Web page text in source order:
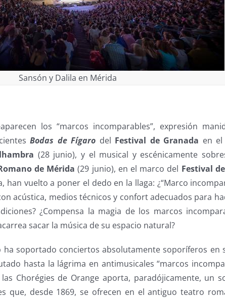
Sansón y Dalila en Mérida
los “marcos incomparables”, expresión
Bodas de Fígaro del Festival de Granada en
(28 junio), y el musical y escénicamente
de Mérida (29 junio), en el marco del Festival
han vuelto a poner el dedo en la llaga: ¿“Marco
acústica, medios técnicos y confort adecuados para
¿Compensa la magia de los marcos
sacar la música de su espacio natural?
ha soportado conciertos absolutamente soporíferos en
hasta la lágrima en antimusicales “marcos
Chorégies de Orange aporta, paradójicamente, un
que, desde 1869, se ofrecen en el antiguo teatro